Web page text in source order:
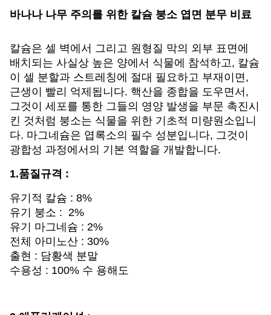
바나나 나무 주의를 위한 칼슘 붕소 엽면 분무 비료
칼슘은 셀 벽에서 그리고 원형질 막의 외부 표면에
배치되는 사실상 높은 양에서 식물에 참석하고, 칼슘
이 셀 분할과 스트레칭에 절대 필요하고 부재이면,
근생이 빨리 억제됩니다. 핵산을 종합을 도우면서,
그것이 세포를 통한 그들의 영양 발생을 부문 촉진시
킨 것처럼 붕소는 식물을 위한 기초적 미량원소입니
다. 마그네슘은 엽록소의 필수 성분입니다, 그것이
광합성 과정에서의 기본 역할을 개발합니다.
1.품질규격 :
유기적 칼슘 : 8%
유기 붕소 : 2%
유기 마그네슘 : 2%
전체 아미노산 : 30%
출현 : 담황색 분말
수용성 : 100% 수 용해도